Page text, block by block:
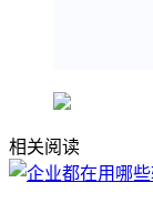
相关阅读